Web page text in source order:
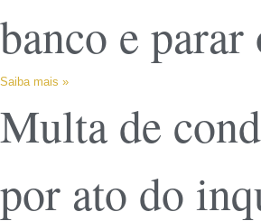
banco e
Saiba mais »
Multa de
por ato do